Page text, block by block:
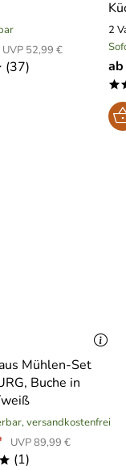
UVP 52,99 €
(37)
2
Mühlen-Set
Buche in
versandkostenfrei
UVP 89,99 €
(1)